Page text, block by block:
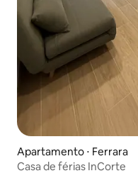
Apartamento ⋅ Ferrara
Casa de férias InCorte